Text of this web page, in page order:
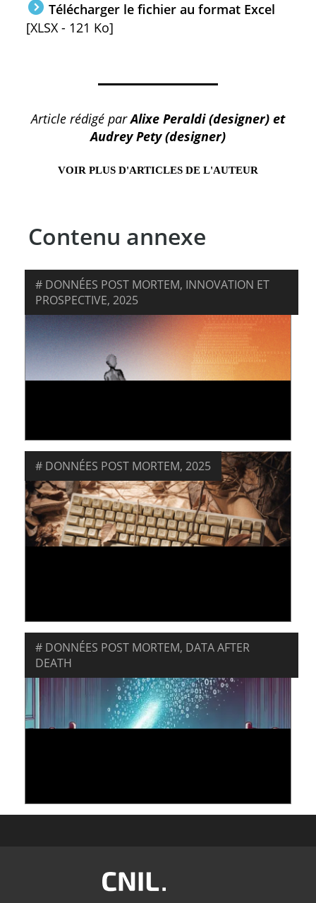
Télécharger le fichier au format Excel
[XLSX - 121 Ko]
Article rédigé parAlixe Peraldi (designer) et
Audrey Pety (designer)
VOIR PLUS D'ARTICLES DE L'AUTEUR
Contenu annexe
DONNÉES POST MORTEM, INNOVATION ET
PROSPECTIVE, 2025
DONNÉES POST MORTEM, 2025
DONNÉES POST MORTEM, DATA AFTER
DEATH
Image